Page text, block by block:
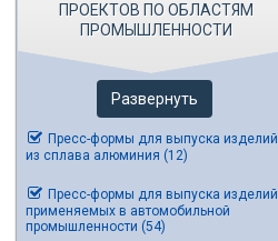
ПРОЕКТОВ ПО ОБЛАСТЯМ
ПРОМЫШЛЕННОСТИ
Развернуть
Пресс-формы для выпуска изделий
из сплава алюминия (12)
Пресс-формы для выпуска изделий
применяемых в автомобильной
промышленности (54)